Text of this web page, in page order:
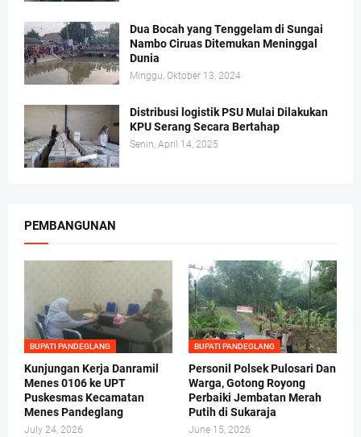
Dua Bocah yang Tenggelam di Sungai
Nambo Ciruas Ditemukan Meninggal
Dunia
Minggu, Oktober 13, 2024
Distribusi logistik PSU Mulai Dilakukan
KPU Serang Secara Bertahap
Senin, April 14, 2025
PEMBANGUNAN
BUPATI PANDEGLANG
Kunjungan Kerja Danramil
Menes 0106 ke UPT
Puskesmas Kecamatan
Menes Pandeglang
July 24, 2026
BUPATI PANDEGLANG
Personil Polsek Pulosari Dan
Warga, Gotong Royong
Perbaiki Jembatan Merah
Putih di Sukaraja
June 15, 2026